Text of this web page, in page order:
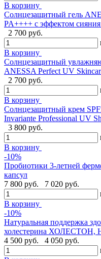
В корзину
Солнцезащитный гель
PA++++ с эффектом
2 700 руб.
В корзину
Солнцезащитный
ANESSA Perfect UV
2 700 руб.
В корзину
Cолнцезащитный крем
Invariante Professional UV
3 800 руб.
В корзину
-10%
Пробиотики 3-летней
капсул
7 800 руб.
7 020 руб.
В корзину
-10%
Натуральная поддержка
холестерина ХОЛЕСТОН,
4 500 руб.
4 050 руб.